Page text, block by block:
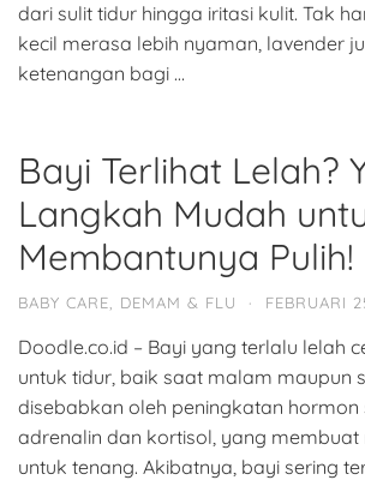
dari sulit tidur hingga iritasi kulit. Tak
kecil merasa lebih nyaman, lavender
ketenangan bagi …
Bayi Terlihat Lelah?
Langkah Mudah
Membantunya Pulih!
BABY CARE DEMAM & FLU · FEBRUARI
Doodle.co.id – Bayi yang terlalu lelah
untuk tidur, baik saat malam maupun
disebabkan oleh peningkatan hormon
adrenalin dan kortisol, yang membuat
untuk tenang. Akibatnya, bayi sering